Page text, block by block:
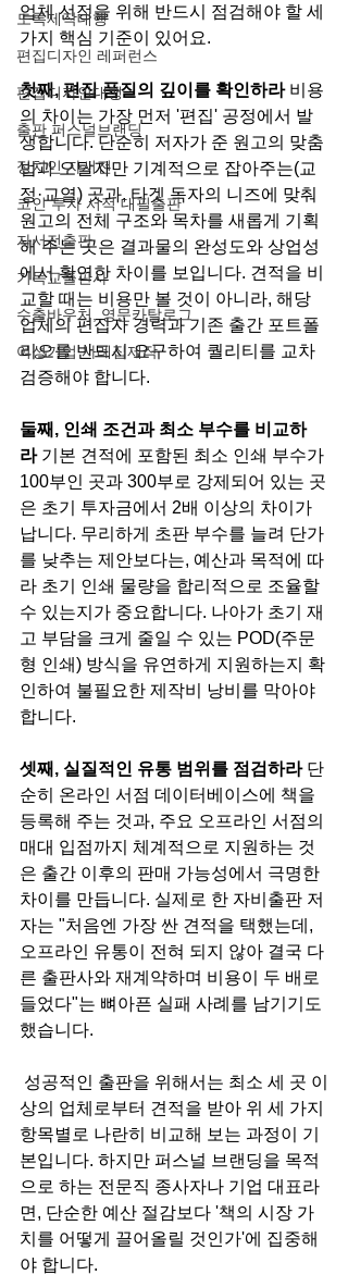
도록제작대행
편집디자인 레퍼런스
편집디자인대행
출판 퍼스널브랜딩
정치인 자서전
코인 투자 서적 대필출판
자서전출판
기독교출판사
수출바우처, 영문카탈로그
여성기업 사례집제작
업체 선정을 위해 반드시 점검해야 할 세
가지 핵심 기준이 있어요.
첫째, 편집 품질의 깊이를 확인하라 비용
의 차이는 가장 먼저 '편집' 공정에서 발
생합니다. 단순히 저자가 준 원고의 맞춤
법과 오탈자만 기계적으로 잡아주는(교
정·교열) 곳과, 타겟 독자의 니즈에 맞춰
원고의 전체 구조와 목차를 새롭게 기획
해 주는 곳은 결과물의 완성도와 상업성
에서 확연한 차이를 보입니다. 견적을 비
교할 때는 비용만 볼 것이 아니라, 해당
업체의 편집자 경력과 기존 출간 포트폴
리오를 반드시 요구하여 퀄리티를 교차
검증해야 합니다.
둘째, 인쇄 조건과 최소 부수를 비교하
라 기본 견적에 포함된 최소 인쇄 부수가
100부인 곳과 300부로 강제되어 있는 곳
은 초기 투자금에서 2배 이상의 차이가
납니다. 무리하게 초판 부수를 늘려 단가
를 낮추는 제안보다는, 예산과 목적에 따
라 초기 인쇄 물량을 합리적으로 조율할
수 있는지가 중요합니다. 나아가 초기 재
고 부담을 크게 줄일 수 있는 POD(주문
형 인쇄) 방식을 유연하게 지원하는지 확
인하여 불필요한 제작비 낭비를 막아야
합니다.
셋째, 실질적인 유통 범위를 점검하라 단
순히 온라인 서점 데이터베이스에 책을
등록해 주는 것과, 주요 오프라인 서점의
매대 입점까지 체계적으로 지원하는 것
은 출간 이후의 판매 가능성에서 극명한
차이를 만듭니다. 실제로 한 자비출판 저
자는 "처음엔 가장 싼 견적을 택했는데,
오프라인 유통이 전혀 되지 않아 결국 다
른 출판사와 재계약하며 비용이 두 배로
들었다"는 뼈아픈 실패 사례를 남기기도
했습니다.
성공적인 출판을 위해서는 최소 세 곳 이
상의 업체로부터 견적을 받아 위 세 가지
항목별로 나란히 비교해 보는 과정이 기
본입니다. 하지만 퍼스널 브랜딩을 목적
으로 하는 전문직 종사자나 기업 대표라
면, 단순한 예산 절감보다 '책의 시장 가
치를 어떻게 끌어올릴 것인가'에 집중해
야 합니다.